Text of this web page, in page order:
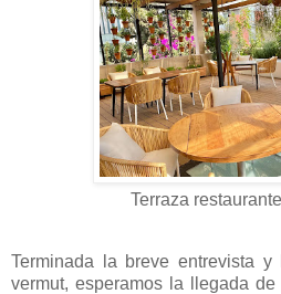
Terraza
Terminada la breve entrevista
vermut, esperamos la llegada